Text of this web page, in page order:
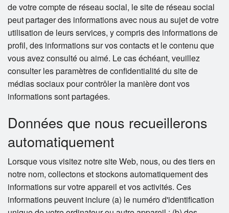
de votre compte de réseau social, le site de réseau social
peut partager des informations avec nous au sujet de votre
utilisation de leurs services, y compris des informations de
profil, des informations sur vos contacts et le contenu que
vous avez consulté ou aimé. Le cas échéant, veuillez
consulter les paramètres de confidentialité du site de
médias sociaux pour contrôler la manière dont vos
informations sont partagées.
Données que nous recueillerons
automatiquement
Lorsque vous visitez notre site Web, nous, ou des tiers en
notre nom, collectons et stockons automatiquement des
informations sur votre appareil et vos activités. Ces
informations peuvent inclure (a) le numéro d'identification